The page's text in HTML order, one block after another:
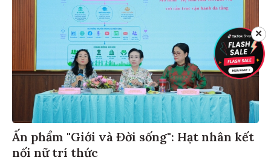
Ấn phẩm "Giới và Đời sống": Hạt nhân kết
nối nữ trí thức
✕